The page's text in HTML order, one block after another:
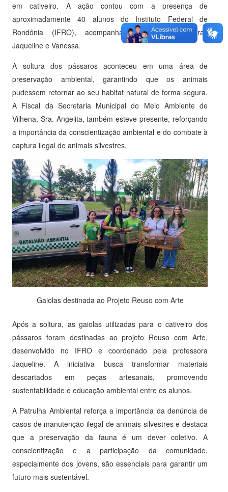
em cativeiro. A ação contou com a presença de
aproximadamente 40 alunos do Instituto Federal de
Rondônia (IFRO), acompanhados pelas professoras
Jaqueline e Vanessa.
A soltura dos pássaros aconteceu em uma área de
preservação ambiental, garantindo que os animais
pudessem retornar ao seu habitat natural de forma segura.
A Fiscal da Secretaria Municipal do Meio Ambiente de
Vilhena, Sra. Angelita, também esteve presente, reforçando
a importância da conscientização ambiental e do combate à
captura ilegal de animais silvestres.
Gaiolas destinada ao Projeto Reuso com Arte
Após a soltura, as gaiolas utilizadas para o cativeiro dos
pássaros foram destinadas ao projeto Reuso com Arte,
desenvolvido no IFRO e coordenado pela professora
Jaqueline. A iniciativa busca transformar materiais
descartados em peças artesanais, promovendo
sustentabilidade e educação ambiental entre os alunos.
A Patrulha Ambiental reforça a importância da denúncia de
casos de manutenção ilegal de animais silvestres e destaca
que a preservação da fauna é um dever coletivo. A
conscientização e a participação da comunidade,
especialmente dos jovens, são essenciais para garantir um
futuro mais sustentável.